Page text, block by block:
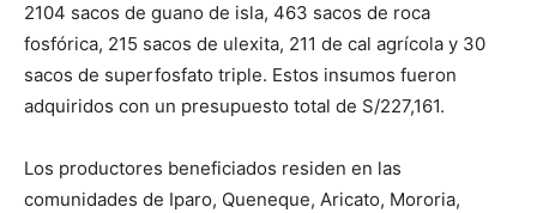
2104 sacos de guano de isla, 463 sacos de roca
fosfórica, 215 sacos de ulexita, 211 de cal agrícola y 30
sacos de superfosfato triple. Estos insumos fueron
adquiridos con un presupuesto total de S/227,161.
Los productores beneficiados residen en las
comunidades de Iparo, Queneque, Aricato, Mororia,